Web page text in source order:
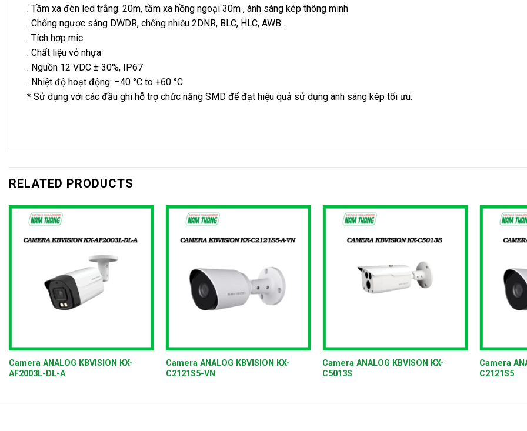
. Tầm xa đèn led trắng: 20m, tầm xa hồng ngoại 30m , ánh sáng kép thông minh
. Chống ngược sáng DWDR, chống nhiễu 2DNR, BLC, HLC, AWB…
. Tích hợp mic
. Chất liệu vỏ nhựa
. Nguồn 12 VDC ± 30%, IP67
. Nhiệt độ hoạt động: –40 °C to +60 °C
* Sử dụng với các đầu ghi hỗ trợ chức năng SMD để đạt hiệu quả sử dụng ánh sáng kép tối ưu.
RELATED PRODUCTS
Camera ANALOG KBVISION KX-
AF2003L-DL-A
Camera ANALOG KBVISION KX-
C2121S5-VN
Camera ANALOG KBVISON KX-
C5013S
Camera
C2121S5